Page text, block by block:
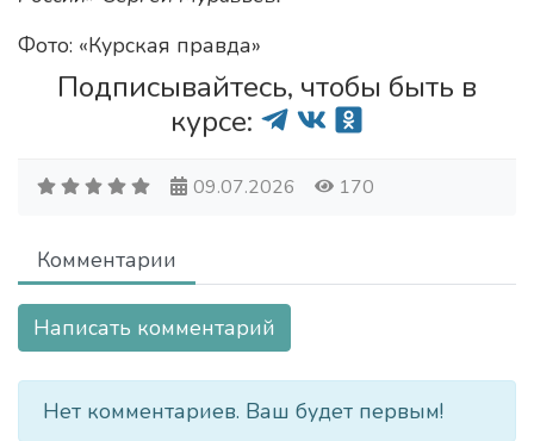
Фото: «Курская правда»
Подписывайтесь, чтобы быть в
курсе:
09.07.2026 170
Комментарии
Написать комментарий
Нет комментариев. Ваш будет первым!